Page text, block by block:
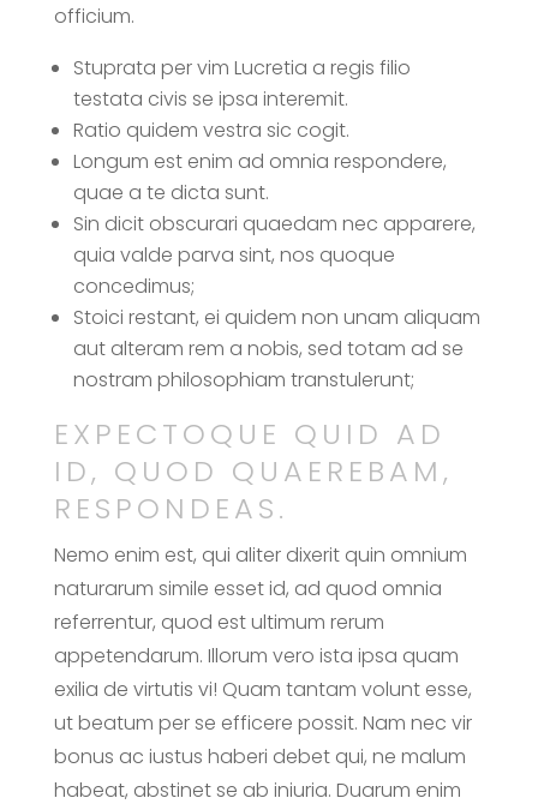
officium.
Stuprata per vim Lucretia a regis filio
testata civis se ipsa interemit.
Ratio quidem vestra sic cogit.
Longum est enim ad omnia respondere,
quae a te dicta sunt.
Sin dicit obscurari quaedam nec apparere,
quia valde parva sint, nos quoque
concedimus;
Stoici restant, ei quidem non unam aliquam
aut alteram rem a nobis, sed totam ad se
nostram philosophiam transtulerunt;
EXPECTOQUE QUID AD
ID, QUOD QUAEREBAM,
RESPONDEAS.
Nemo enim est, qui aliter dixerit quin omnium
naturarum simile esset id, ad quod omnia
referrentur, quod est ultimum rerum
appetendarum. Illorum vero ista ipsa quam
exilia de virtutis vi! Quam tantam volunt esse,
ut beatum per se efficere possit. Nam nec vir
bonus ac iustus haberi debet qui, ne malum
habeat, abstinet se ab iniuria. Duarum enim